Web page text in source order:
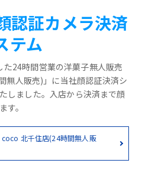
認証カメラ決済
テム
24時間営業の洋菓子無人販売
無人販売)」に当社顔認証決済シ
しました。入店から決済まで顔
す。
coco 北千住店(24時間無人販